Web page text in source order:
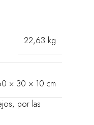
22,63 kg
× 30 × 10 cm
por las